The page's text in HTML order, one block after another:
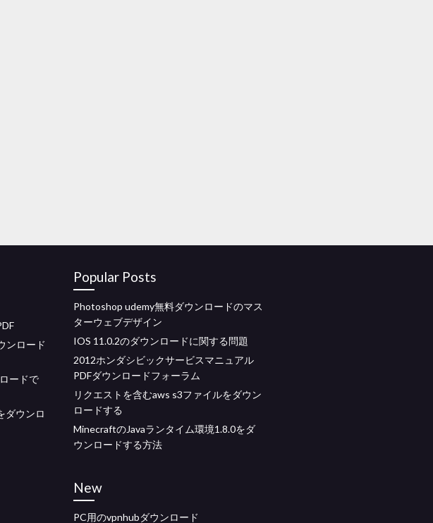
ンロード
ードで
ダウンロ
Popular Posts
Photoshop udemy無料ダウンロードのマス
ターウェブデザイン
IOS 11.0.2のダウンロードに関する問題
2012ホンダシビックサービスマニュアル
PDFダウンロードフォーラム
リクエストを含むaws s3ファイルをダウン
ロードする
MinecraftのJavaランタイム環境1.8.0をダ
ウンロードする方法
New
PC用のvpnhubダウンロード